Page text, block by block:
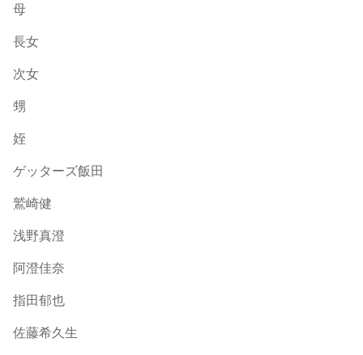
母
長女
次女
甥
姪
ゲッターズ飯田
鷲崎健
浅野真澄
阿澄佳奈
指田郁也
佐藤希久生